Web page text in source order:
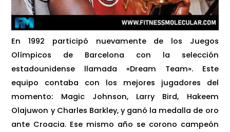
En 1992 participó nuevamente de los Juegos
Olímpicos de Barcelona con la selección
estadounidense llamada «Dream Team». Este
equipo contaba con los mejores jugadores del
momento: Magic Johnson, Larry Bird, Hakeem
Olajuwon y Charles Barkley, y ganó la medalla de oro
ante Croacia. Ese mismo año se corono campeón